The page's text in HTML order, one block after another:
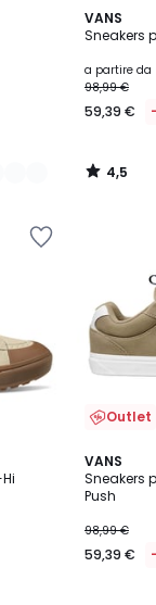
VANS
Sneakers
a partire da
98,99 €
59,39 €
4,5
/ 5
4
Colori
4,5
/
Outlet
VANS
Sneakers
Push
98,99 €
59,39 €